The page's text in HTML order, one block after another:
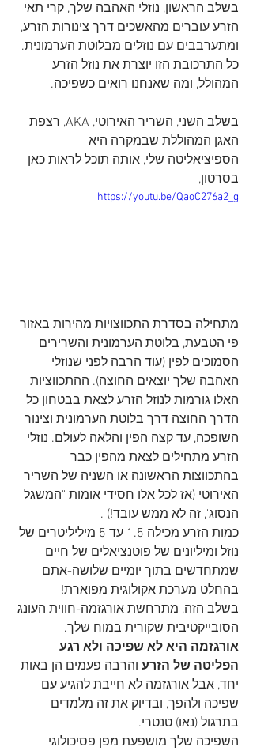
בשלב הראשון, נוזלי האהבה שלך, קרי תאי
הזרע עוברים מהאשכים דרך צינורות הזרע,
ומתערבבים עם נוזלים מבלוטת הערמונית.
כל התרכובת הזו יוצרת את נוזל הזרע
המהולל, ומה שאנחנו רואים כשפיכה.
בשלב השני, השריר האירוטי, AKA, רצפת
האגן המהוללת שבמקרה היא
הספיציאליטה שלי, אותה תוכל לראות כאן
בסרטון,
https://youtu.be/QaoC276a2_g
מתחילה בסדרת התכווצויות מהירות באזור
פי הטבעת, בלוטת הערמונית והשרירים
הסמוכים לפין (עוד הרבה לפני שנוזלי
האהבה שלך יוצאים החוצה). ההתכווציות
האלו גורמות לנוזל הזרע לצאת בבטחון כל
הדרך החוצה דרך בלוטת הערמונית וצינור
השופכה, עד קצה הפין והלאה לעולם. נוזלי
הזרע מתחילים לצאת מהפין כבר
בהתכווצות הראשונה או השניה של השריר
האירוטי (אז לכל אלו חסידי אומות "המשגל
הנסוג", זה לא ממש עובד!) .
כמות הזרע מכילה 1.5 עד 5 מיליליטרים של
נוזל ומיליונים של פוטנציאלים של חיים
שמתחדשים בתוך יומיים שלושה-אתם
בהחלט מערכת אקולוגית מפוארת!
בשלב הזה, מתרחשת אורגזמה-חווית העונג
הסובייקטיבית שקורית במוח שלך.
אורגזמה היא לא שפיכה ולא רגע
הפליטה של הזרע והרבה פעמים הן באות
יחד, אבל אורגזמה לא חייבת להגיע עם
שפיכה ולהפך, ובדיוק את זה מלמדים
בתרגול (נאו) טנטרי.
השפיכה שלך מושפעת מפן פסיכולוגי